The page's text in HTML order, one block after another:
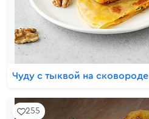
Чуду с тыквой на сковороде
255